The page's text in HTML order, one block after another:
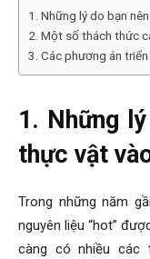
1. Những lý do bạn
2. Một số thách thức
3. Các phương án
1. Những
thực vật
Trong những năm
nguyên liệu “hot”
càng có nhiều các